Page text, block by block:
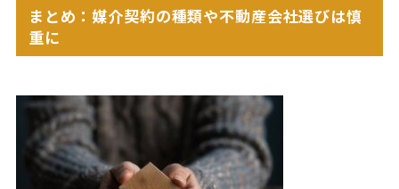
まとめ：媒介契約の種類や不動産会社選びは慎
重に